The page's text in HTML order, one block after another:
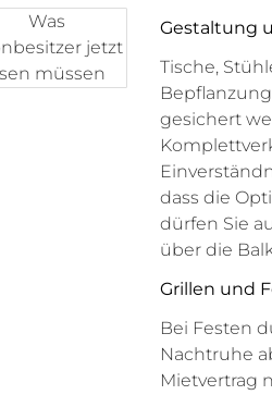
Gestaltung
Tische,
gesichert
dass die
dürfen Sie
über die
Grillen und
Bei Festen
Nachtruhe
Mietvertrag